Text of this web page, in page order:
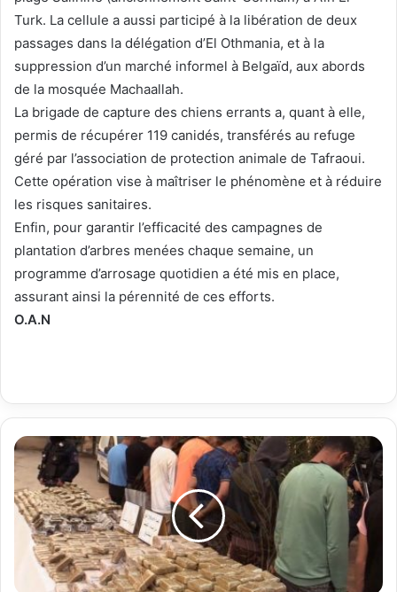
Turk. La cellule a aussi participé à la libération de deux
passages dans la délégation d’El Othmania, et à la
suppression d’un marché informel à Belgaïd, aux abords
de la mosquée Machaallah.
La brigade de capture des chiens errants a, quant à elle,
permis de récupérer 119 canidés, transférés au refuge
géré par l’association de protection animale de Tafraoui.
Cette opération vise à maîtriser le phénomène et à réduire
les risques sanitaires.
Enfin, pour garantir l’efficacité des campagnes de
plantation d’arbres menées chaque semaine, un
programme d’arrosage quotidien a été mis en place,
assurant ainsi la pérennité de ces efforts.
O.A.N